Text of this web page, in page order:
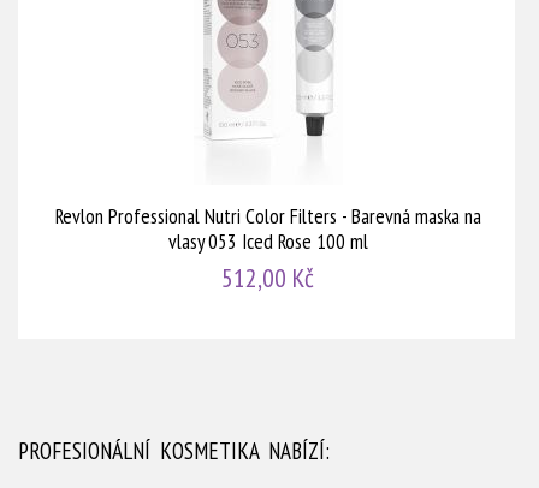
Revlon Professional Nutri Color Filters - Barevná maska na
vlasy 053 Iced Rose 100 ml
512,00 Kč
PROFESIONÁLNÍ KOSMETIKA NABÍZÍ: